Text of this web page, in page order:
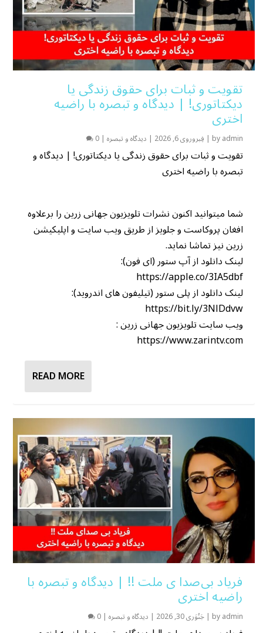
تقویت و ثبات برای حقوق زندگی یا
دیکتاتوری! | دیدگاه و تبصره با راضیه
اختری
byadmin
| فِبروروی 6, 2026 | دیدگاه و تبصره |
0
تقویت و ثبات برای حقوق زندگی یا دیکتاتوری! | دیدگاه و
تبصره با راضیه اختری
شما میتوانید اکنون نشرات تلویزیون جهانی زرین را برعلاوه
افغان پروکاست و جلویز از طریق ویب سایت و اپلیکیشن
زرین نیز تماشا نماید.
لینک دانلود از آپ ستور (ای فون):
https://apple.co/3IA5dbf
لینک دانلود از پلی ستور (تیلیفون های اندروید):
https://bit.ly/3NlDdvw
ویب سایت تلویزیون جهانی زرین :
https://www.zarintv.com
READ MORE
فریاد بی‌صدا ی ملت !! | دیدگاه و تبصره با
راضیه اختری
byadmin
|جَنُوَری 30, 2026 | دیدگاه و تبصره |
0